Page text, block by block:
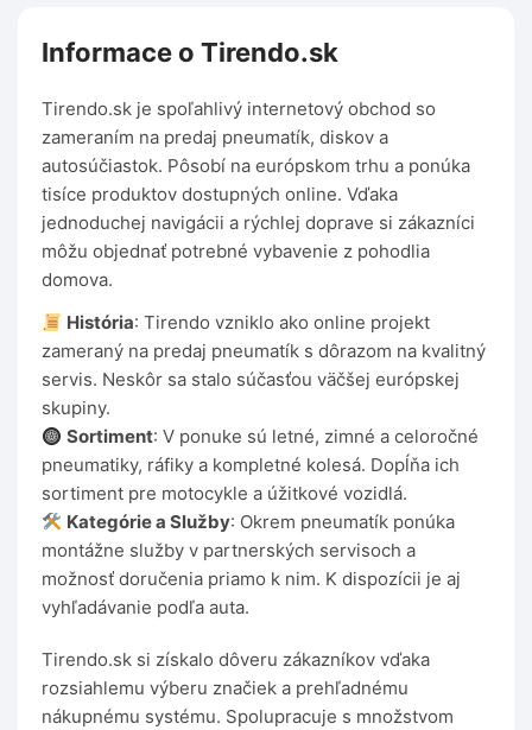
Informace o Tirendo.sk
Tirendo.sk je spoľahlivý internetový obchod so
zameraním na predaj pneumatík, diskov a
autosúčiastok. Pôsobí na európskom trhu a ponúka
tisíce produktov dostupných online. Vďaka
jednoduchej navigácii a rýchlej doprave si zákazníci
môžu objednať potrebné vybavenie z pohodlia
domova.
História: Tirendo vzniklo ako online projekt
zameraný na predaj pneumatík s dôrazom na kvalitný
servis. Neskôr sa stalo súčasťou väčšej európskej
skupiny.
Sortiment: V ponuke sú letné, zimné a celoročné
pneumatiky, ráfiky a kompletné kolesá. Dopĺňa ich
sortiment pre motocykle a úžitkové vozidlá.
Kategórie a Služby: Okrem pneumatík ponúka
montážne služby v partnerských servisoch a
možnosť doručenia priamo k nim. K dispozícii je aj
vyhľadávanie podľa auta.
Tirendo.sk si získalo dôveru zákazníkov vďaka
rozsiahlemu výberu značiek a prehľadnému
nákupnému systému. Spolupracuje s množstvom